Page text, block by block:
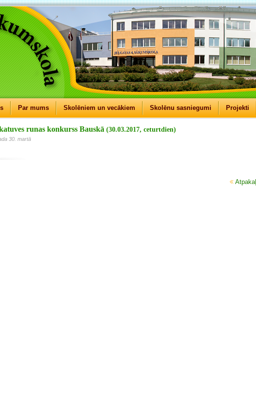
Par mums Skolēniem un vecākiem Skolēnu sasniegumi Projekti
runas konkurss Bauskā (30.03.2017, ceturtdien)
30. martā
Atpakaļ